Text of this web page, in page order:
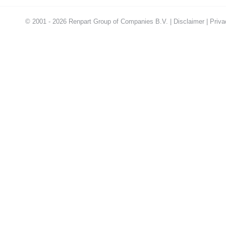
© 2001 - 2026 Renpart Group of Companies B.V. | Disclaimer